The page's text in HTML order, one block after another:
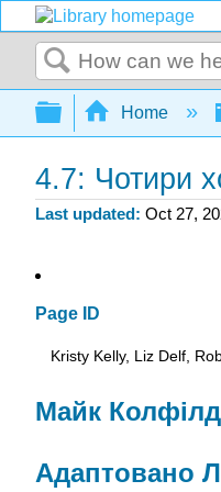
Search
Expand/
Home
4.7: Чотири
Last updated Oct 27,
Page ID
Kristy Kelly, Liz Delf,
Майк Колфілд
Адаптовано